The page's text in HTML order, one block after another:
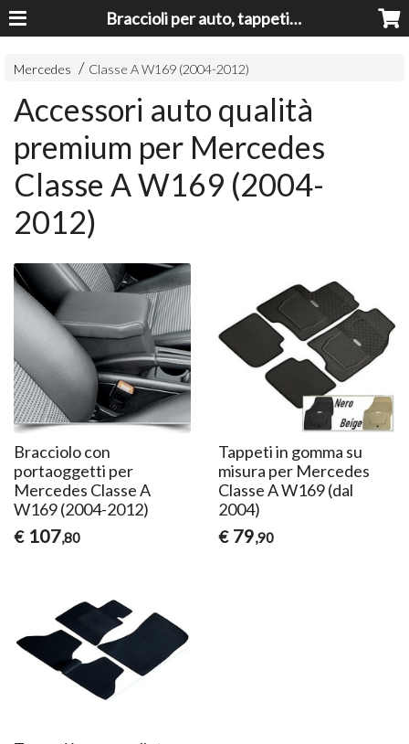
Braccioli per auto, tappeti auto, accessori auto MADE IN ITALY - Armrests, Mittelarmlehnen, Accoundoirs
Mercedes Classe A W169 (2004-2012)
Accessori auto qualità
premium per Mercedes
Classe A W169 (2004-
2012)
Bracciolo con
portaoggetti per
Mercedes Classe A
W169 (2004-2012)
€ 107,80
Tappeti in gomma su
misura per Mercedes
Classe A W169 (dal
2004)
€ 79,90